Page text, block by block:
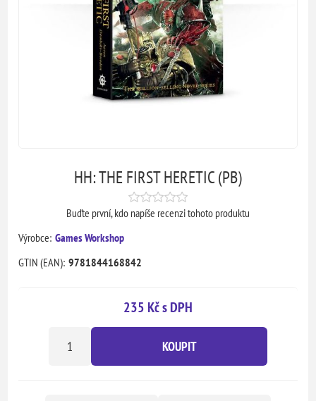
HH: THE FIRST HERETIC (PB)
Buďte první, kdo napíše recenzi tohoto produktu
Výrobce: Games Workshop
GTIN (EAN): 9781844168842
235 Kč s DPH
KOUPIT